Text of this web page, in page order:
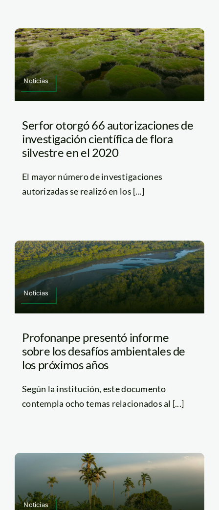
Noticias
Serfor otorgó 66 autorizaciones de
investigación científica de flora
silvestre en el 2020
El mayor número de investigaciones
autorizadas se realizó en los [...]
Noticias
Profonanpe presentó informe
sobre los desafíos ambientales de
los próximos años
Según la institución, este documento
contempla ocho temas relacionados al [...]
Noticias